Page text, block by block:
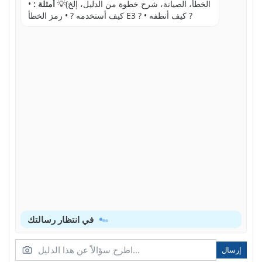
الخطأ، الصيانة، شرح خطوة من الدليل، إلخ)💡 أمثلة : •
كيف أستخدمه ? • رمز الخطأ E3 ? • كيف أنظفه ?
إرسال